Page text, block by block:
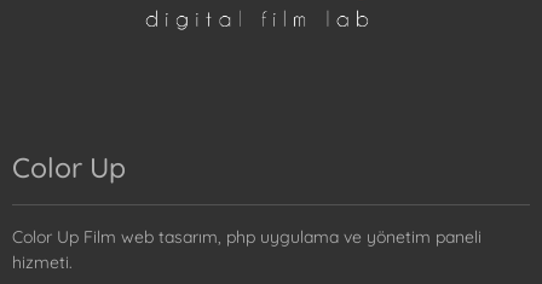
Color Up
Color Up Film web tasarım, php uygulama ve yönetim paneli
hizmeti.